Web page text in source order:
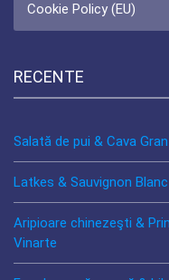
Cookie Policy (EU)
RECENTE
Salată de pui & Cava
Latkes & Sauvignon
Aripioare chinezeşti &
Vinarte